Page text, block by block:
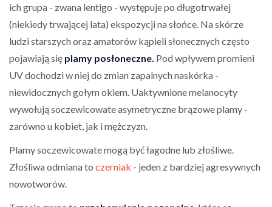
ich grupa - zwana lentigo - występuje po długotrwałej
(niekiedy trwającej lata) ekspozycji na słońce. Na skórze
ludzi starszych oraz amatorów kąpieli słonecznych często
pojawiają się plamy posłoneczne. Pod wpływem promieni
UV dochodzi w niej do zmian zapalnych naskórka -
niewidocznych gołym okiem. Uaktywnione melanocyty
wywołują soczewicowate asymetryczne brązowe plamy -
zarówno u kobiet, jak i mężczyzn.
Plamy soczewicowate mogą być łagodne lub złośliwe.
Złośliwa odmiana to czerniak - jeden z bardziej agresywnych
nowotworów.